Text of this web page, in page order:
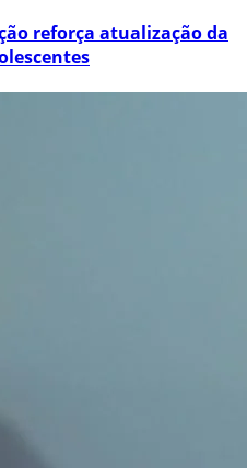
reforça atualização da